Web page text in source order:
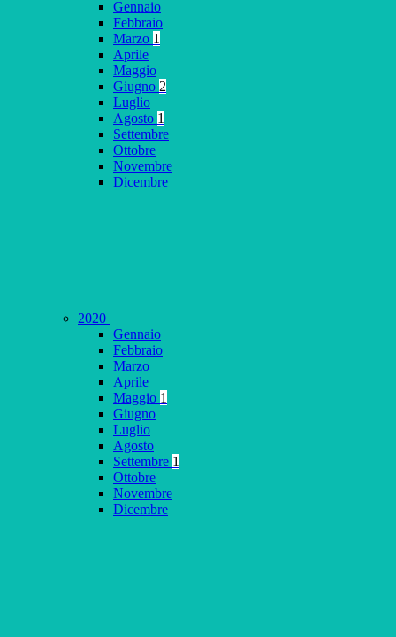
Gennaio
Febbraio
Marzo 1
Aprile
Maggio
Giugno 2
Luglio
Agosto 1
Settembre
Ottobre
Novembre
Dicembre
2020
Gennaio
Febbraio
Marzo
Aprile
Maggio 1
Giugno
Luglio
Agosto
Settembre 1
Ottobre
Novembre
Dicembre